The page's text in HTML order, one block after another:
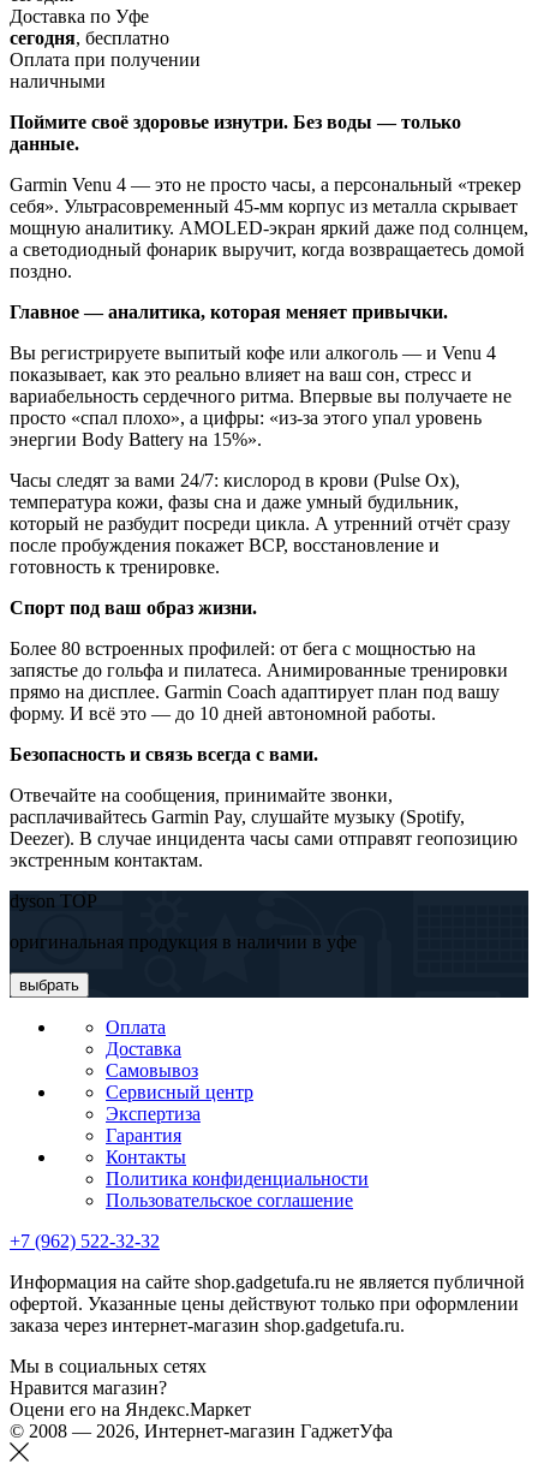
Доставка по Уфе
сегодня, бесплатно
Оплата при получении
наличными
Поймите своё здоровье изнутри. Без воды — только
данные.
Garmin Venu 4 — это не просто часы, а персональный «трекер
себя». Ультрасовременный 45-мм корпус из металла скрывает
мощную аналитику. AMOLED-экран яркий даже под солнцем,
а светодиодный фонарик выручит, когда возвращаетесь домой
поздно.
Главное — аналитика, которая меняет привычки.
Вы регистрируете выпитый кофе или алкоголь — и Venu 4
показывает, как это реально влияет на ваш сон, стресс и
вариабельность сердечного ритма. Впервые вы получаете не
просто «спал плохо», а цифры: «из-за этого упал уровень
энергии Body Battery на 15%».
Часы следят за вами 24/7: кислород в крови (Pulse Ox),
температура кожи, фазы сна и даже умный будильник,
который не разбудит посреди цикла. А утренний отчёт сразу
после пробуждения покажет ВСР, восстановление и
готовность к тренировке.
Спорт под ваш образ жизни.
Более 80 встроенных профилей: от бега с мощностью на
запястье до гольфа и пилатеса. Анимированные тренировки
прямо на дисплее. Garmin Coach адаптирует план под вашу
форму. И всё это — до 10 дней автономной работы.
Безопасность и связь всегда с вами.
Отвечайте на сообщения, принимайте звонки,
расплачивайтесь Garmin Pay, слушайте музыку (Spotify,
Deezer). В случае инцидента часы сами отправят геопозицию
экстренным контактам.
dyson TOP
оригинальная продукция в наличии в уфе
выбрать
Оплата
Доставка
Самовывоз
Сервисный центр
Экспертиза
Гарантия
Контакты
Политика конфиденциальности
Пользовательское соглашение
+7 (962) 522-32-32
Информация на сайте shop.gadgetufa.ru не является публичной
офертой. Указанные цены действуют только при оформлении
заказа через интернет-магазин shop.gadgetufa.ru.
Мы в социальных сетях
Нравится магазин?
Оцени его на Яндекс.Маркет
© 2008 — 2026, Интернет-магазин ГаджетУфа